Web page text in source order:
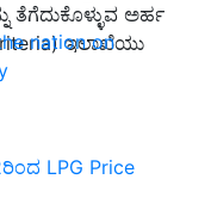
nation on
ತೆಗೆದುಕೊಳ್ಳುವ ಅರ್ಹ
ಇಲಾಖೆಯು
LPG Price